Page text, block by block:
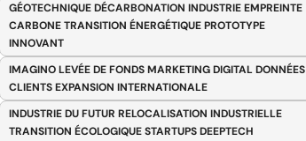
GÉOTECHNIQUE DÉCARBONATION INDUSTRIE EMPREINTE
CARBONE TRANSITION ÉNERGÉTIQUE PROTOTYPE
INNOVANT
IMAGINO LEVÉE DE FONDS MARKETING DIGITAL DONNÉES
CLIENTS EXPANSION INTERNATIONALE
INDUSTRIE DU FUTUR RELOCALISATION INDUSTRIELLE
TRANSITION ÉCOLOGIQUE STARTUPS DEEPTECH